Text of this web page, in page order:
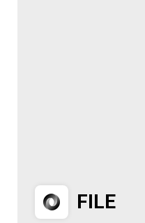
FILE